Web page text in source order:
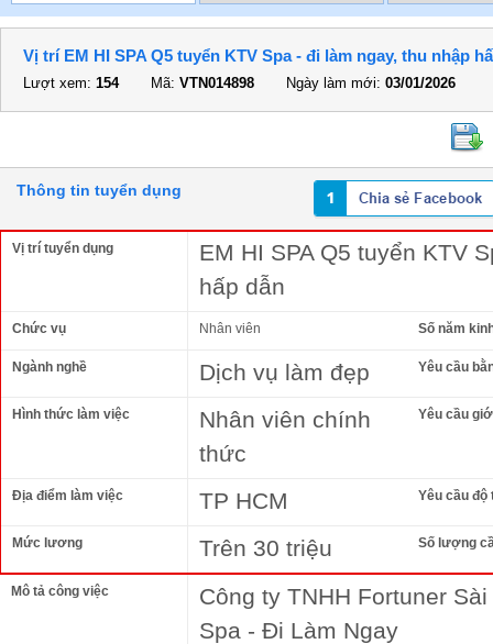
Vị trí EM HI SPA Q5 tuyển KTV Spa - đi làm ngay, thu nhập
Lượt xem: 154 Mã: VTN014898 Ngày làm mới: 03/01/2026
Thông tin tuyển dụng
Vị trí tuyển dụng
EM HI SPA Q5 tuyển KTV
hấp dẫn
Chức vụ Nhân viên Số năm
Ngành nghề Dịch vụ làm đẹp Yêu cầu
Hình thức làm việc
Nhân viên chính
thức
Yêu cầu
Địa điểm làm việc TP HCM Yêu cầu độ
Mức lương Trên 30 triệu Số lượng
Mô tả công việc
Công ty TNHH Fortuner
Spa - Đi Làm Ngay